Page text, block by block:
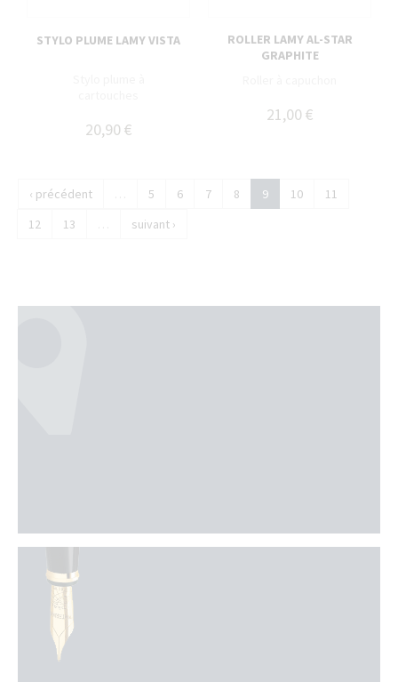
STYLO PLUME LAMY VISTA
20,90 €
ROLLER LAMY AL-STAR
GRAPHITE
21,00 €
‹ précédent 5 6 7 8 9 10
11
12
13 suivant ›